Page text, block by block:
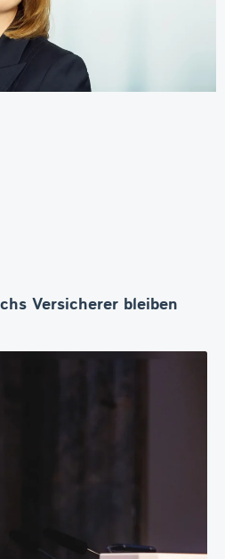
Versicherer bleiben